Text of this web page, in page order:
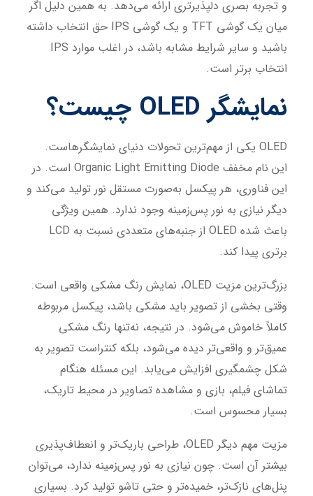
و تجربه بصری دلپذیرتری ارائه می‌دهد. به همین دلیل اگر
میان یک گوشی TFT و یک گوشی IPS حق انتخاب داشته
باشید و سایر شرایط مشابه باشد، در اغلب موارد IPS
انتخاب برتر است.
نمایشگر OLED چیست؟
OLED یکی از مهم‌ترین تحولات دنیای نمایشگرهاست.
این نام مخفف Organic Light Emitting Diode است. در
این فناوری، هر پیکسل به‌صورت مستقل نور تولید می‌کند و
دیگر نیازی به نور پس‌زمینه وجود ندارد. همین ویژگی
باعث شده OLED از جنبه‌های متعددی نسبت به LCD
برتری پیدا کند.
بزرگ‌ترین مزیت OLED، نمایش رنگ مشکی واقعی است.
وقتی بخشی از تصویر باید مشکی باشد، پیکسل مربوطه
کاملاً خاموش می‌شود. در نتیجه، نه‌تنها رنگ مشکی
عمیق‌تر و واقعی‌تر دیده می‌شود، بلکه کنتراست تصویر به
شکل چشمگیری افزایش می‌یابد. این مسئله هنگام
تماشای فیلم، بازی و مشاهده تصاویر در محیط تاریک،
بسیار محسوس است.
مزیت مهم دیگر OLED، طراحی باریک‌تر و انعطاف‌پذیری
بیشتر آن است. چون نیازی به نور پس‌زمینه ندارد، می‌توان
پنل‌های نازک‌تر، خمیده‌تر و حتی تاشو تولید کرد. بسیاری